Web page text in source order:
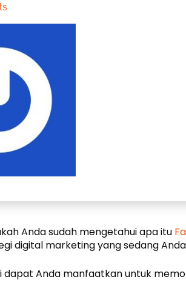
Anda sudah mengetahui apa itu
digital marketing yang sedang
dapat Anda manfaatkan untuk